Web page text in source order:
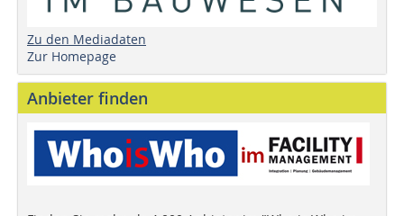
Zu den Mediadaten
Zur Homepage
Anbieter finden